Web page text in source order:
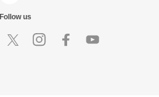
Follow us